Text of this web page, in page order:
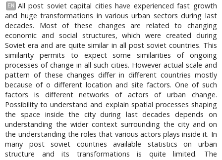
EN
All post soviet capital cities have experienced fast growth
and huge transformations in various urban sectors during last
decades. Most of these changes are related to changing
economic and social structures, which were created during
Soviet era and are quite similar in all post soviet countries. This
similarity permits to expect some similarities of ongoing
processes of change in all such cities. However actual scale and
pattern of these changes differ in different countries mostly
because of o different location and site factors. One of such
factors is different networks of actors of urban change.
Possibility to understand and explain spatial processes shaping
the space inside the city during last decades depends on
understanding the wider context surrounding the city and on
the understanding the roles that various actors plays inside it. In
many post soviet countries available statistics on urban
structure and its transformations is quite limited. The